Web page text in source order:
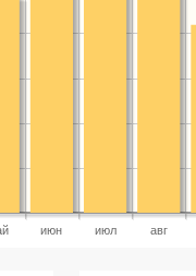
июн июл авг